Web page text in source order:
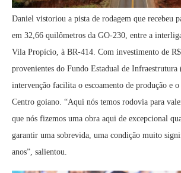
Daniel vistoriou a pista de rodagem que recebeu
em 32,66 quilômetros da GO-230, entre a
Vila Propício, à BR-414. Com investimento de
provenientes do Fundo Estadual de
intervenção facilita o escoamento de produção e o
Centro goiano. “Aqui nós temos rodovia para
que nós fizemos uma obra aqui de excepcional
garantir uma sobrevida, uma condição muito
anos”, salientou.